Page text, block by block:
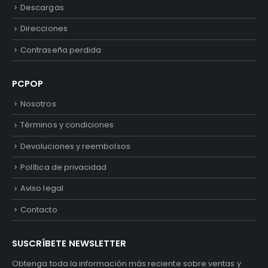
Descargas
Direcciones
Contraseña perdida
PCPOP
Nosotros
Términos y condiciones
Devoluciones y reembolsos
Política de privacidad
Aviso legal
Contacto
SUSCRÍBETE NEWSLETTER
Obtenga toda la información más reciente sobre ventas y